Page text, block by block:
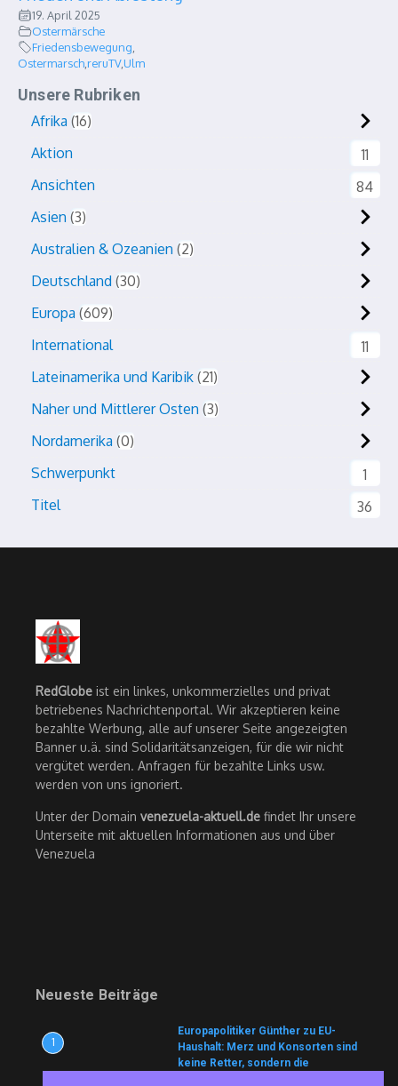
19. April 2025
Ostermärsche
Friedensbewegung
OstermarschreruTV,Ulm
Unsere Rubriken
Afrika 16
Aktion
11
Ansichten
84
Asien 3
Australien & Ozeanien 2
Deutschland 30
Europa 609
International
11
Lateinamerika und Karibik 21
Naher und Mittlerer Osten 3
Nordamerika 0
Schwerpunkt
1
Titel
36
RedGlobe ist ein linkes, unkommerzielles und privat
betriebenes Nachrichtenportal. Wir akzeptieren keine
bezahlte Werbung, alle auf unserer Seite angezeigten
Banner u.ä. sind Solidaritätsanzeigen, für die wir nicht
vergütet werden. Anfragen für bezahlte Links usw.
werden von uns ignoriert.
Unter der Domain venezuela-aktuell.de findet Ihr unsere
Unterseite mit aktuellen Informationen aus und über
Venezuela
Neueste Beiträge
1
Europapolitiker Günther zu EU-
Haushalt: Merz und Konsorten sind
keine Retter, sondern die